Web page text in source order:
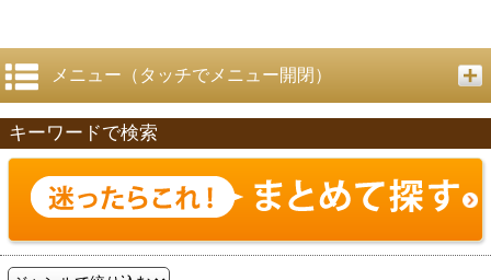
メニュー（タッチでメニュー開閉）
キーワードで検索